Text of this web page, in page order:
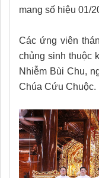
mang số hiệu 01/
Các ứng viên
chủng sinh thuộc
Nhiễm Bùi Chu,
Chúa Cứu Chuộc.